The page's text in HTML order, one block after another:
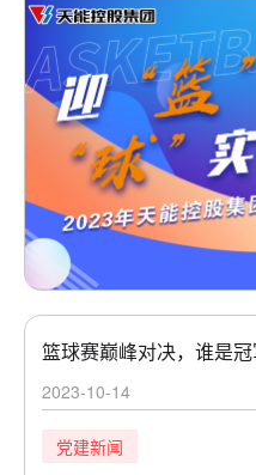
篮球赛巅峰对决，谁是
2023-10-14
党建新闻